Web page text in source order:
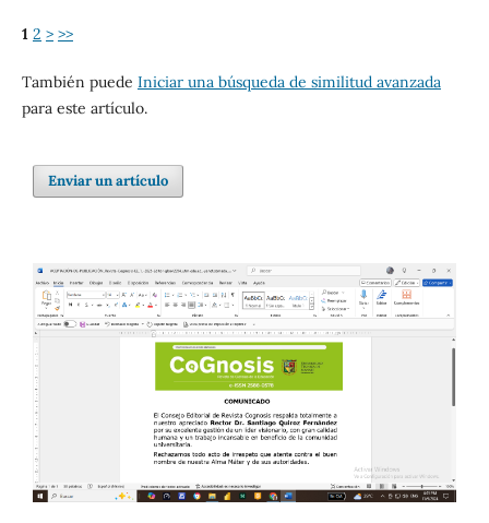
1 2 > >>
También puede Iniciar una búsqueda de similitud avanzada
para este artículo.
Enviar un artículo